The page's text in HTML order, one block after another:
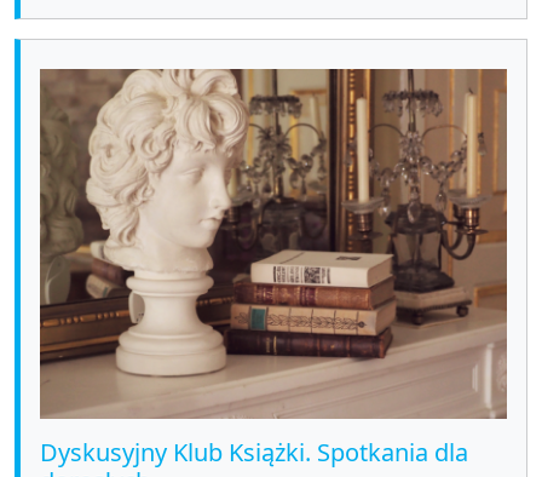
Dyskusyjny Klub Książki. Spotkania dla